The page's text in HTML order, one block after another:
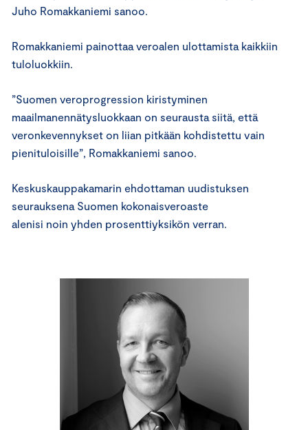
Juho Romakkaniemi sanoo.
Romakkaniemi painottaa veroalen ulottamista kaikkiin
tuloluokkiin.
”Suomen veroprogression kiristyminen
maailmanennätysluokkaan on seurausta siitä, että
veronkevennykset on liian pitkään kohdistettu vain
pienituloisille”, Romakkaniemi sanoo.
Keskuskauppakamarin ehdottaman uudistuksen
seurauksena Suomen kokonaisveroaste
alenisi noin yhden prosenttiyksikön verran.